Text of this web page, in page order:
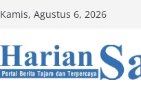
Kamis, Agustus 6, 2026